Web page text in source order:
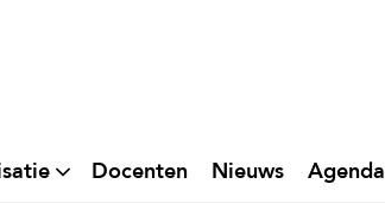
Docenten Nieuws Agenda